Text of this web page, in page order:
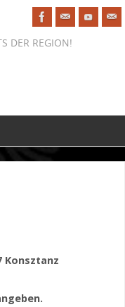
DER REGION!
Konsztanz